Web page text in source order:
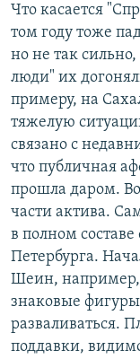
Что касается
том году тоже
но не так
люди" их
примеру, на
тяжелую
связано с
что публичная
прошла даром.
части актива.
в полном
Петербурга.
Шеин, например,
знаковые
разваливаться.
поддавки,